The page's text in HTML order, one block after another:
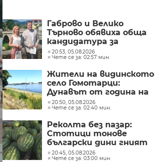
Габрово и Велико
Търново обявиха обща
кандидатура за
Европейска столица на
културата през 2032
20:53, 05.08.2026
Чете се за: 02:57 мин.
Жители на видинското
село Гомотарци:
Дунавът от година на
година става все по-
плитък
20:50, 05.08.2026
Чете се за: 02:40 мин.
Реколта без пазар:
Стотици тонове
български дини гният
необрани
20:45, 05.08.2026
Чете се за: 03:00 мин.